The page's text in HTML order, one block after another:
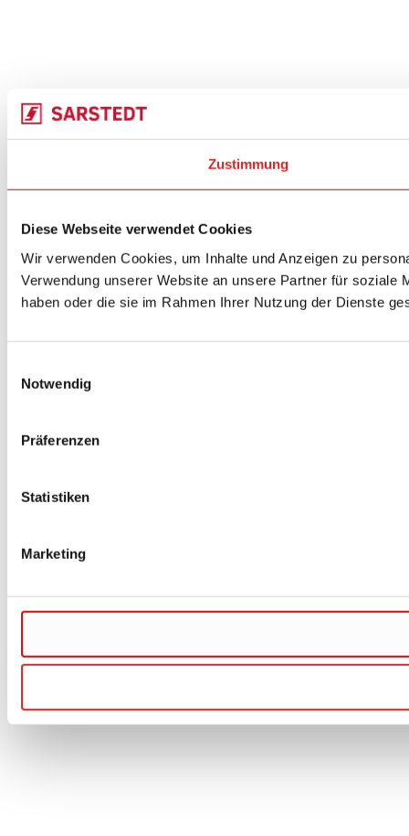
Zustimmung
Diese Webseite verwendet Cookies
Wir verwenden Cookies, um Inhalte und Anzeigen zu
Verwendung unserer Website an unsere Partner für soziale
haben oder die sie im Rahmen Ihrer Nutzung der Dienste
Notwendig
Präferenzen
Statistiken
Marketing